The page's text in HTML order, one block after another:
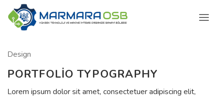
İçeriğe
atla
Design
PORTFOLIO TYPOGRAPHY
Lorem ipsum dolor sit amet, consectetuer adipiscing elit,